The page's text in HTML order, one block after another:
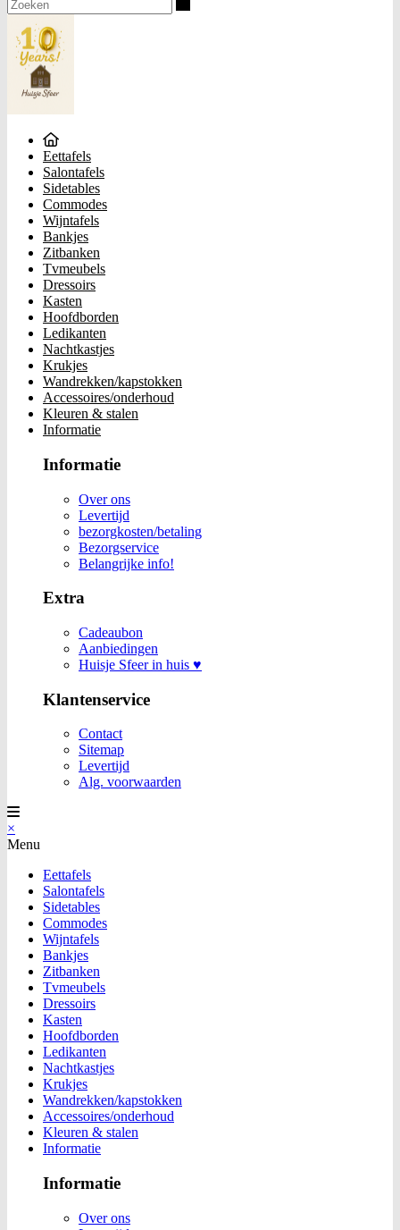
Eettafels
Salontafels
Sidetables
Commodes
Wijntafels
Bankjes
Zitbanken
Tvmeubels
Dressoirs
Kasten
Hoofdborden
Ledikanten
Nachtkastjes
Krukjes
Wandrekken/kapstokken
Accessoires/onderhoud
Kleuren & stalen
Informatie
Informatie
Over ons
Levertijd
bezorgkosten/betaling
Bezorgservice
Belangrijke info!
Extra
Cadeaubon
Aanbiedingen
Huisje Sfeer in huis ♥
Klantenservice
Contact
Sitemap
Levertijd
Alg. voorwaarden
×
Menu
Eettafels
Salontafels
Sidetables
Commodes
Wijntafels
Bankjes
Zitbanken
Tvmeubels
Dressoirs
Kasten
Hoofdborden
Ledikanten
Nachtkastjes
Krukjes
Wandrekken/kapstokken
Accessoires/onderhoud
Kleuren & stalen
Informatie
Informatie
Over ons